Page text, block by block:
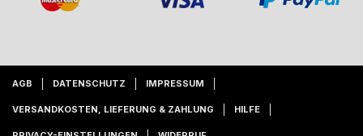
AGB DATENSCHUTZ IMPRESSUM
VERSANDKOSTEN, LIEFERUNG & ZAHLUNG HILFE